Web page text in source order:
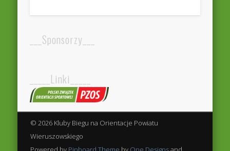
___Sponsorzy___
_____Linki_____
© 2026 Kluby Biegu na Orientacje Powiatu
Wieruszowskiego